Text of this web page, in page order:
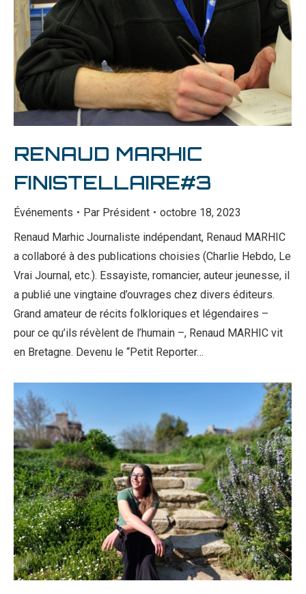
RENAUD MARHIC
FINISTELLAIRE#3
Événements Par Président
octobre 18, 2023
Renaud Marhic Journaliste indépendant, Renaud MARHIC
a collaboré à des publications choisies (Charlie Hebdo, Le
Vrai Journal, etc.). Essayiste, romancier, auteur jeunesse, il
a publié une vingtaine d’ouvrages chez divers éditeurs.
Grand amateur de récits folkloriques et légendaires –
pour ce qu’ils révèlent de l’humain –, Renaud MARHIC vit
en Bretagne. Devenu le “Petit Reporter…